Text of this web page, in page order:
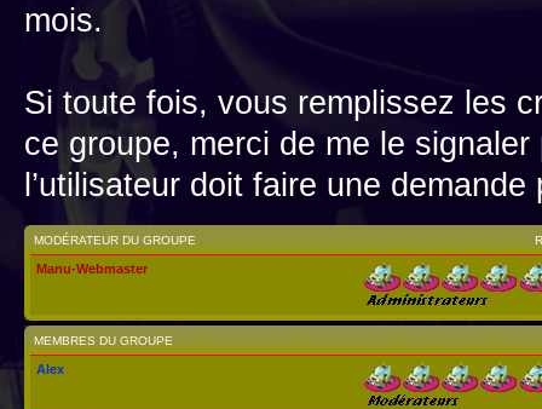
mois.
Si toute fois, vous remplissez les
ce groupe, merci de me le
l’utilisateur doit faire une
MODÉRATEUR DU GROUPE
Manu-Webmaster
MEMBRES DU GROUPE
Alex